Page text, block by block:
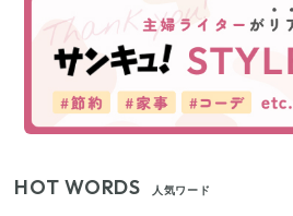
HOT WORDS 人気ワード